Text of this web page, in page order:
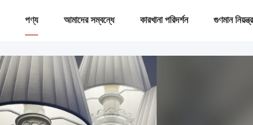
পণ্য আমাদের সম্বন্ধে কারখানা পরিদর্শন গুণমান